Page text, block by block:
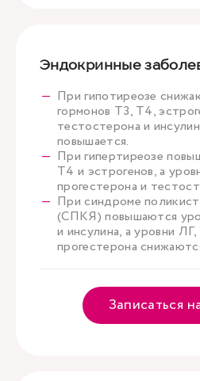
Эндокринные
При гипотиреозе
гормонов Т3, Т4,
тестостерона и
повышается.
При гипертиреозе
Т4 и эстрогенов, а
прогестерона и
При синдроме
(СПКЯ) повышаются
и инсулина, а уровни
прогестерона
Записаться